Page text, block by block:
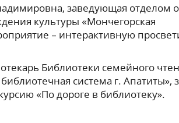
заведующая отделом
культуры «Мончегорская
– интерактивную
Библиотеки семейного
система г. Апатиты»,
«По дороге в библиотеку».